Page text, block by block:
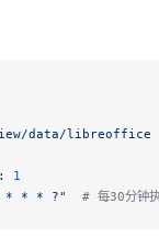
data/libreoffice
: 1
* * * ?"
# 每30分钟